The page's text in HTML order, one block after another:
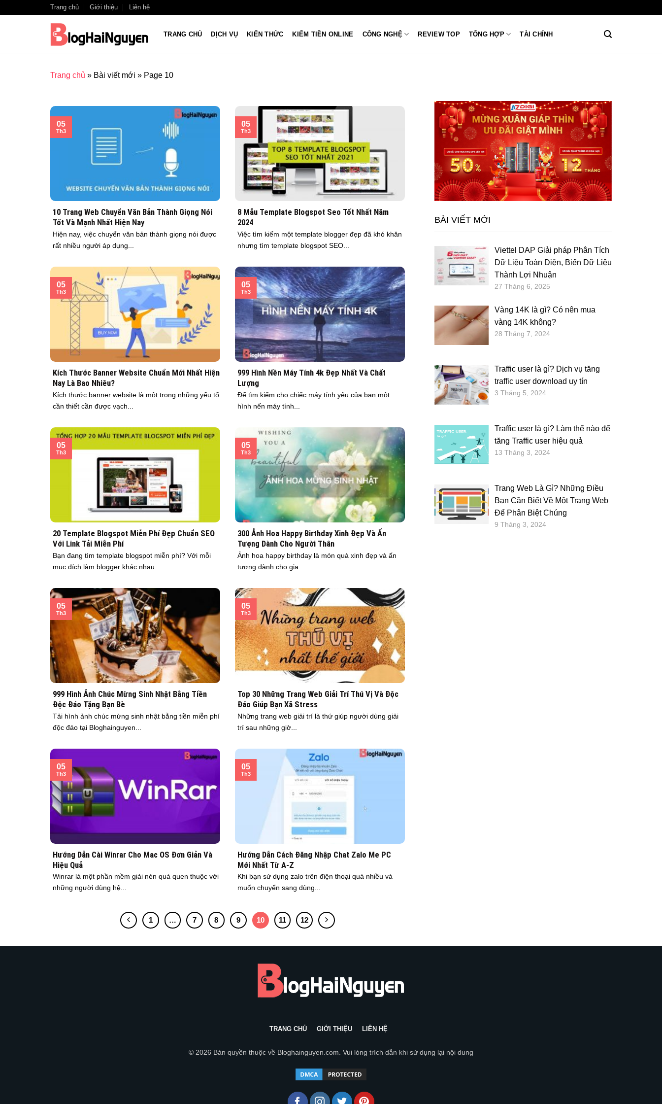
Trang chủ Giới thiệu Liên hệ
TRANG CHỦ DỊCH VỤ KIẾN THỨC KIẾM TIỀN ONLINE CÔNG NGHỆ REVIEW TOP TỔNG HỢP TÀI CHÍNH
Trang chủ » Bài viết mới » Page 10
10 Trang Web Chuyển Văn Bản Thành Giọng Nói
Tốt Và Mạnh Nhất Hiện Nay
Hiện nay, việc chuyển văn bản thành giọng nói được
rất nhiều người áp dụng...
05
Th3
8 Mẫu Template Blogspot Seo Tốt Nhất Năm
2024
Việc tìm kiếm một template blogger đẹp đã khó khăn
nhưng tìm template blogspot SEO...
05
Th3
Kích Thước Banner Website Chuẩn Mới Nhất Hiện
Nay Là Bao Nhiêu?
Kích thước banner website là một trong những yếu tố
cần thiết cần được vạch...
05
Th3
999 Hình Nền Máy Tính 4k Đẹp Nhất Và Chất
Lượng
Để tìm kiếm cho chiếc máy tính yêu của bạn một
hình nến máy tính...
05
Th3
20 Template Blogspot Miễn Phí Đẹp Chuẩn SEO
Với Link Tải Miễn Phí
Bạn đang tìm template blogspot miễn phí? Với mỗi
mục đích làm blogger khác nhau...
05
Th3
300 Ảnh Hoa Happy Birthday Xinh Đẹp Và Ấn
Tượng Dành Cho Người Thân
Ảnh hoa happy birthday là món quà xinh đẹp và ấn
tượng dành cho gia...
05
Th3
999 Hình Ảnh Chúc Mừng Sinh Nhật Bằng Tiền
Độc Đáo Tặng Bạn Bè
Tải hình ảnh chúc mừng sinh nhật bằng tiền miễn phí
độc đáo tại Bloghainguyen...
05
Th3
Top 30 Những Trang Web Giải Trí Thú Vị Và Độc
Đáo Giúp Bạn Xã Stress
Những trang web giải trí là thứ giúp người dùng giải
trí sau những giờ...
05
Th3
Hướng Dẫn Cài Winrar Cho Mac OS Đơn Giản Và
Hiệu Quả
Winrar là một phần mềm giải nén quá quen thuộc với
những người dùng hệ...
05
Th3
Hướng Dẫn Cách Đăng Nhập Chat Zalo Me PC
Mới Nhất Từ A-Z
Khi bạn sử dụng zalo trên điện thoại quá nhiều và
muốn chuyển sang dùng...
05
Th3
1 … 7 8 9 10 11 12
BÀI VIẾT MỚI
Viettel DAP Giải pháp Phân Tích
Dữ Liệu Toàn Diện, Biến Dữ Liệu
Thành Lợi Nhuận
27 Tháng 6, 2025
Vàng 14K là gì? Có nên mua
vàng 14K không?
28 Tháng 7, 2024
Traffic user là gì? Dịch vụ tăng
traffic user download uy tín
3 Tháng 5, 2024
Traffic user là gì? Làm thế nào để
tăng Traffic user hiệu quả
13 Tháng 3, 2024
Trang Web Là Gì? Những Điều
Bạn Cần Biết Về Một Trang Web
Để Phân Biệt Chúng
9 Tháng 3, 2024
TRANG CHỦ GIỚI THIỆU LIÊN HỆ
© 2026 Bản quyền thuộc về Bloghainguyen.com. Vui lòng trích dẫn khi sử dụng lại nội dung